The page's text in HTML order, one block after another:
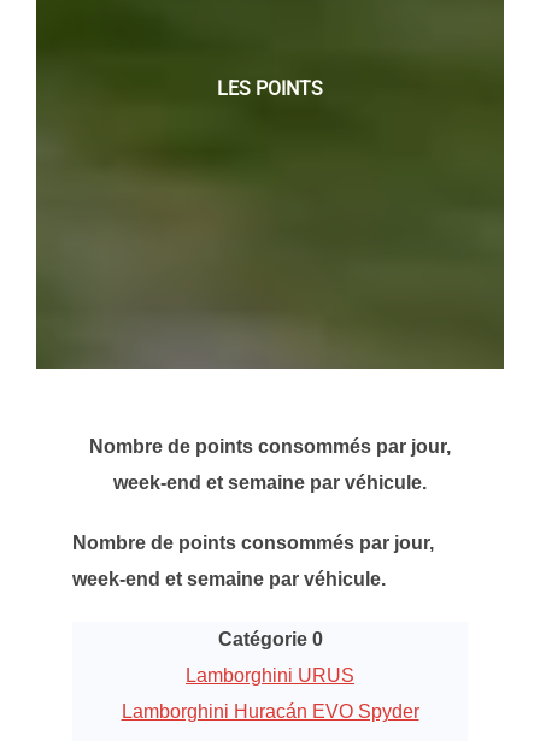
LES POINTS
Nombre de points consommés par jour,
week-end et semaine par véhicule.
Nombre de points consommés par jour,
week-end et semaine par véhicule.
Catégorie 0
Lamborghini URUS
Lamborghini Huracán EVO Spyder